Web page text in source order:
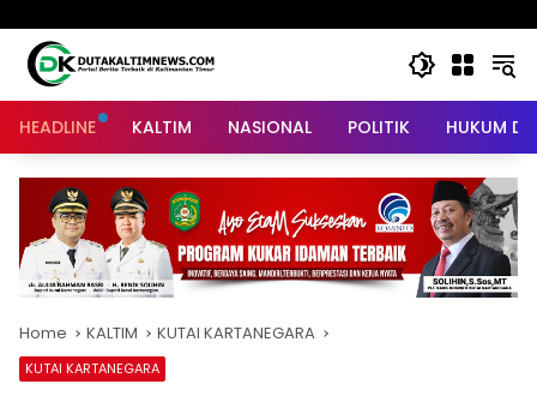
HEADLINE KALTIM NASIONAL POLITIK HUKUM
Home KALTIM KUTAI KARTANEGARA
KUTAI KARTANEGARA